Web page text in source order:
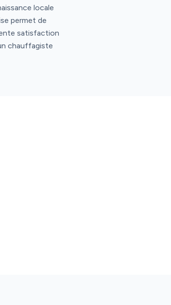
locale
permet de
satisfaction
chauffagiste